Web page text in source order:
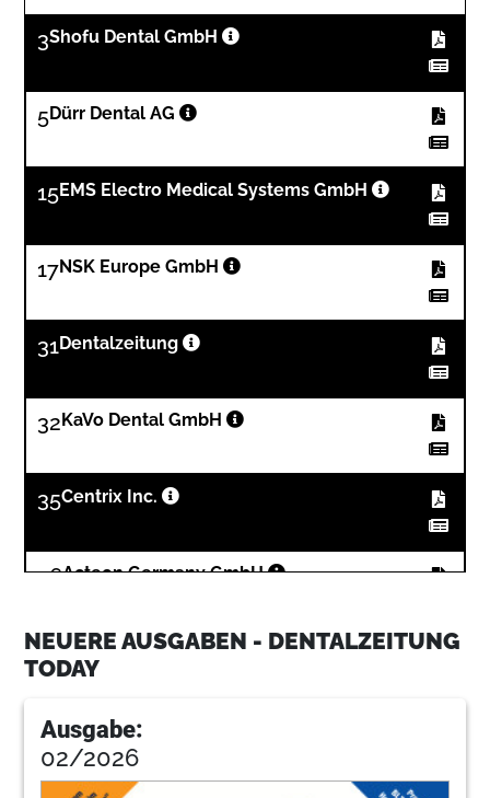
3Shofu Dental GmbH
5Dürr Dental AG
15EMS Electro Medical Systems GmbH
17NSK Europe GmbH
31Dentalzeitung
32 KaVo Dental GmbH
35Centrix Inc.
36Acteon Germany GmbH
NEUERE AUSGABEN - DENTALZEITUNG
TODAY
Ausgabe:
02/2026